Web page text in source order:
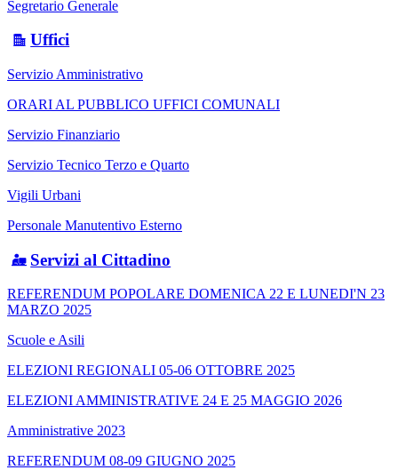
Segretario Generale
Uffici
Servizio Amministrativo
ORARI AL PUBBLICO UFFICI COMUNALI
Servizio Finanziario
Servizio Tecnico Terzo e Quarto
Vigili Urbani
Personale Manutentivo Esterno
Servizi al Cittadino
REFERENDUM POPOLARE DOMENICA 22 E LUNEDI'N 23
MARZO 2025
Scuole e Asili
ELEZIONI REGIONALI 05-06 OTTOBRE 2025
ELEZIONI AMMINISTRATIVE 24 E 25 MAGGIO 2026
Amministrative 2023
REFERENDUM 08-09 GIUGNO 2025